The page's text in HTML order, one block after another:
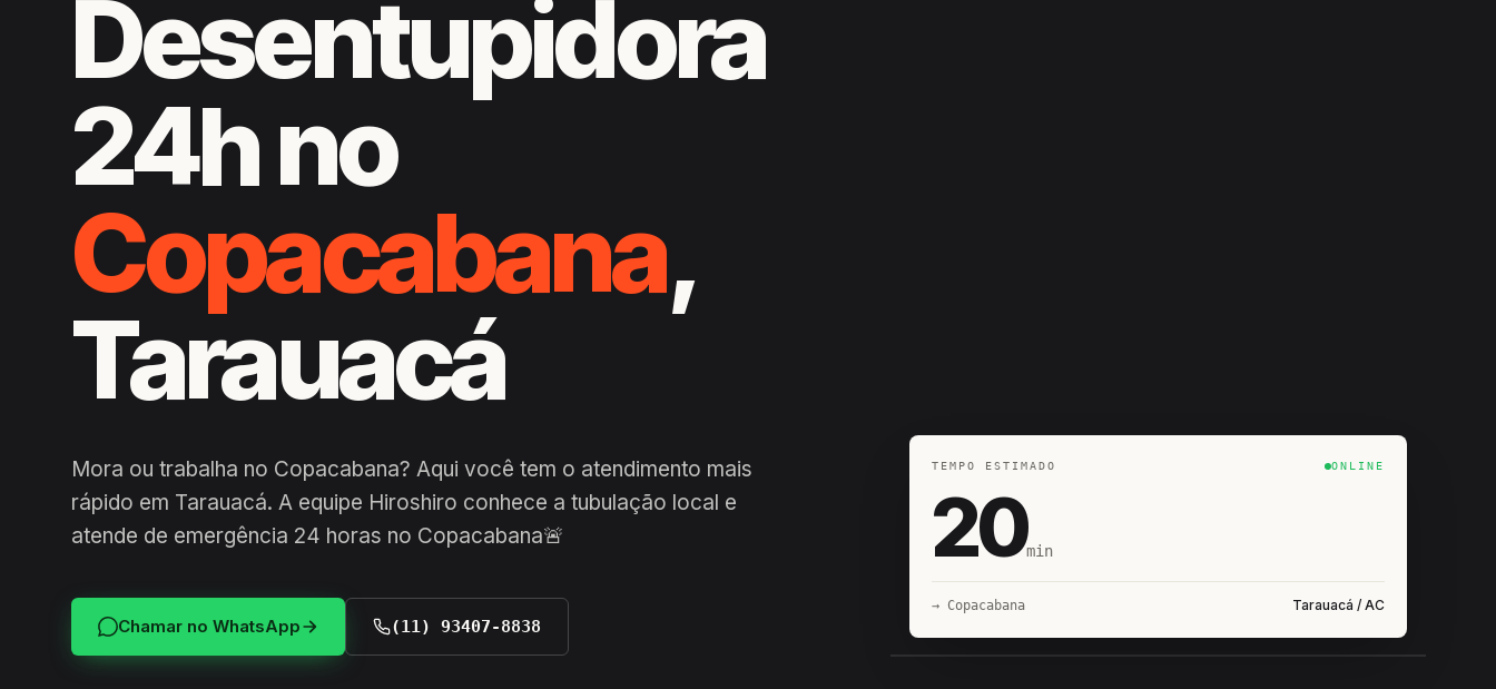
Desentupidora
24h no
Copacabana,
Tarauacá
Mora ou trabalha no Copacabana? Aqui você tem o atendimento mais
rápido em Tarauacá. A equipe Hiroshiro conhece a tubulação local e
atende de emergência 24 horas no Copacabana🚨
Chamar no WhatsApp (11) 93407-8838
TEMPO ESTIMADO ONLINE
20min
→ Copacabana Tarauacá / AC